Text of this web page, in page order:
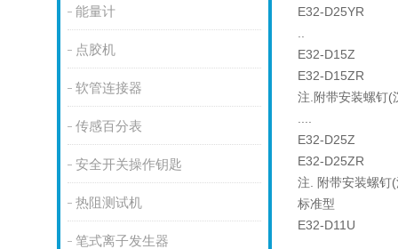
能量计
点胶机
软管连接器
传感百分表
安全开关操作钥匙
热阻测试机
笔式离子发生器
E32-D25YR
E32-D15Z
E32-D15ZR
注.附带安装螺钉(
E32-D25Z
E32-D25ZR
注. 附带安装螺钉
标准型
E32-D11U